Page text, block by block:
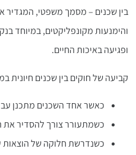
בין שכנים – מסמך משפטי, המגדיר
והימנעות מקונפליקטים, במיוחד
ופגיעה באיכות החיים.
קביעה של חוקים בין שכנים חיונית
כאשר אחד השכנים מתכנן
כשמתעורר צורך להסדיר
כשנדרשת חלוקה של הוצאות